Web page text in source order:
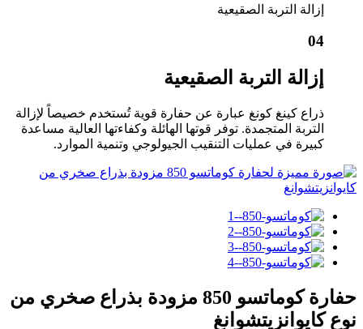
إزالة التربة الصقيعية
04
إزالة التربة الصقيعية
ذراع كينغ كونغ عبارة عن حفارة قوية تُستخدم خصيصاً لإزالة
التربة المتجمدة. توفر قوتها الهائلة وكفاءتها العالية مساعدة
كبيرة في عمليات التنقيب الجيولوجي وتنمية الموارد.
حفارة كوماتسو 850 مزودة بذراع صخري من
نوع كايوانزيتشوانغ